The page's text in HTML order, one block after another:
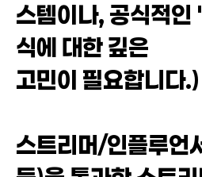
스템이나, 공식적인
식에 대한 깊은
고민이 필요합니다.)
스트리머/인플루언